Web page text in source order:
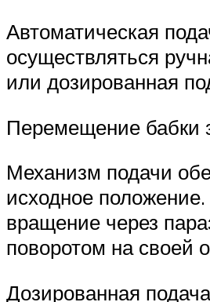
Автоматическая
осуществляться
или дозированная
Перемещение бабки
Механизм подачи
исходное
вращение через
поворотом на своей
Дозированная